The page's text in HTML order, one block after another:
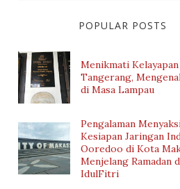
POPULAR POSTS
Menikmati
Tangerang,
di Masa Lampau
Pengalaman
Kesiapan Jaringan
Ooredoo di Kota
Menjelang Ramadan
IdulFitri